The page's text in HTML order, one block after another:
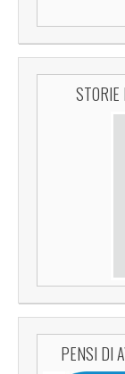
STORIE
PENSI DI